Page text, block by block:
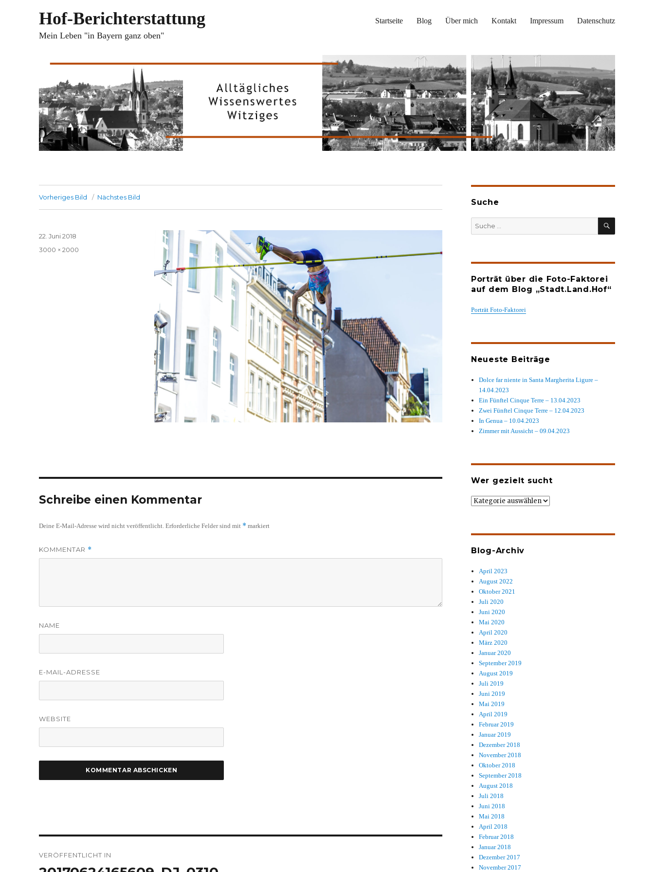
Hof-Berichterstattung
Mein Leben "in Bayern ganz oben"
Startseite Blog Über mich Kontakt Impressum Datenschutz
Vorheriges Bild Nächstes Bild
Veröffentlicht
22. Juni 2018
Volle
3000 × 2000
Schreibe einen Kommentar
Deine E-Mail-Adresse wird nicht veröffentlicht. Erforderliche Felder sind mit * markiert
KOMMENTAR *
NAME
E-MAIL-ADRESSE
WEBSITE
VERÖFFENTLICHT IN
Suche
SUCHEN
Porträt über die Foto-Faktorei
auf dem Blog „Stadt.Land.Hof“
Porträt Foto-Faktorei
Neueste Beiträge
Dolce far niente in Santa Margherita Ligure –
14.04.2023
Ein Fünftel Cinque Terre – 13.04.2023
Zwei Fünftel Cinque Terre – 12.04.2023
In Genua – 10.04.2023
Zimmer mit Aussicht – 09.04.2023
Wer gezielt sucht
Wer
Blog-Archiv
April 2023
August 2022
Oktober 2021
Juli 2020
Juni 2020
Mai 2020
April 2020
März 2020
Januar 2020
September 2019
August 2019
Juli 2019
Juni 2019
Mai 2019
April 2019
Februar 2019
Januar 2019
Dezember 2018
November 2018
Oktober 2018
September 2018
August 2018
Juli 2018
Juni 2018
Mai 2018
April 2018
Februar 2018
Januar 2018
Dezember 2017
November 2017